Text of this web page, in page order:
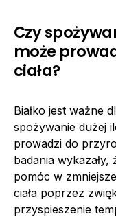
Czy
może
ciała?
Białko jest ważne
spożywanie dużej
prowadzi do
badania wykazały,
pomóc w
ciała poprzez
przyspieszenie